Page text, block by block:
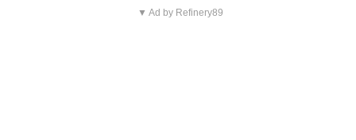
▼ Ad by Refinery89